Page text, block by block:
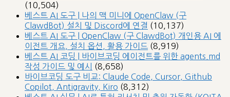
(10,504)
베스트 AI 도구 | 나의 맥 미니에 OpenClaw (구
ClawdBot) 설치 및 Discord에 연결 (10,137)
베스트 AI 도구 | OpenClaw (구 ClawdBot) 개인용 AI 에
이전트 개요, 설치 옵션, 활용 가이드 (8,919)
베스트 AI 코딩 | 바이브코딩 에이전트를 위한 agents.md
작성 가이드 및 예시
(8,658)
바이브코딩 도구 비교: Claude Code, Cursor, Github
Copilot, Antigravity, Kiro (8,312)